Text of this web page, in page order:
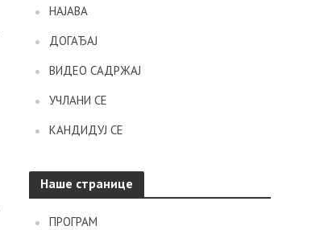
НАЈАВА
ДОГАЂАЈ
ВИДЕО САДРЖАЈ
УЧЛАНИ СЕ
КАНДИДУЈ СЕ
Наше странице
ПРОГРАМ